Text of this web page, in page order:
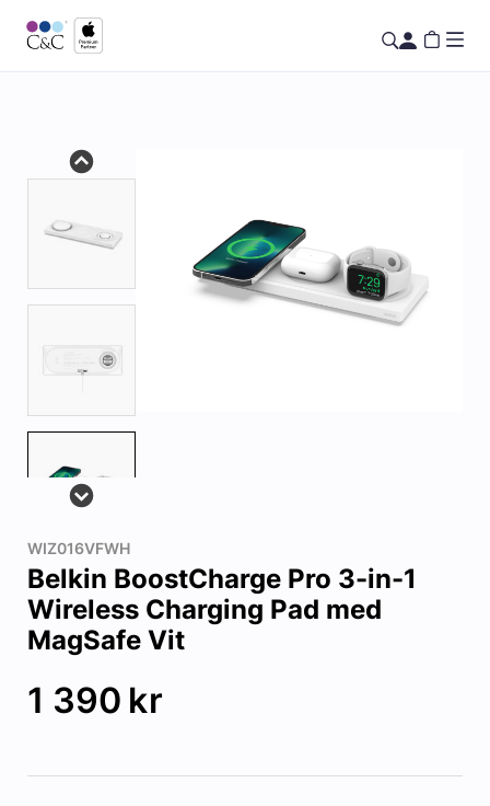
WIZ016VFWH
Belkin BoostCharge Pro 3-in-1
Wireless Charging Pad med
MagSafe Vit
1 390 kr